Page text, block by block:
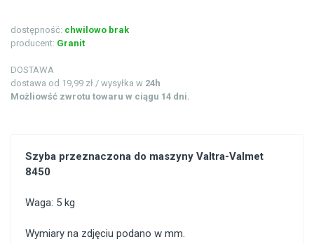
dostępność: chwilowo brak
producent: Granit
DOSTAWA
dostawa od 19,99 zł / wysyłka w 24h
Możliowść zwrotu towaru w ciągu 14 dni.
Szyba przeznaczona do maszyny Valtra-Valmet
8450
Waga: 5 kg
Wymiary na zdjęciu podano w mm.